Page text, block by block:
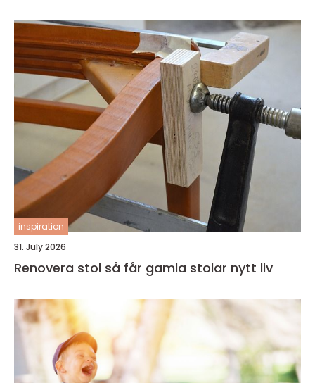
inspiration
31. July 2026
Renovera stol så får gamla stolar nytt liv